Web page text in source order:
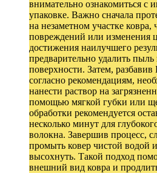
внимательно ознакомиться с
упаковке. Важно сначала
на незаметном участке ковра,
повреждений или изменения
достижения наилучшего
предварительно удалить пыль
поверхности. Затем,
согласно рекомендациям,
нанести раствор на
помощью мягкой губки или
обработки рекомендуется
несколько минут для
волокна. Завершив процесс,
промыть ковер чистой водой
высохнуть. Такой подход
внешний вид ковра и